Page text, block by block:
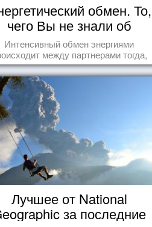
обмен. То,
чего Вы не знали об
отношениях
Интенсивный обмен энергиями
между партнерами тогда,
они испытывают симпатию друг к
другу...
Лучшее от National
за последние